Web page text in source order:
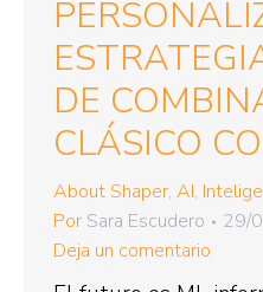
DE
CLÁSICO
About Shaper, AI,
Por Sara Escudero
29/
Deja un comentario